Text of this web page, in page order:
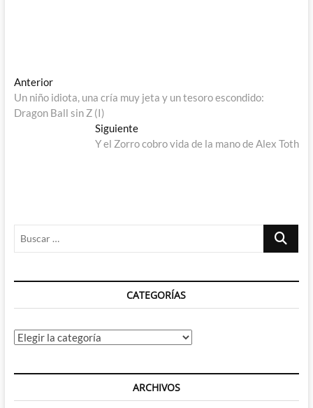
Navegación
de
AnteriorEntrada
anterior:
Un niño idiota, una cría muy jeta y un tesoro escondido:
Dragon Ball sin Z (I)
SiguienteEntrada
siguiente:
Y el Zorro cobro vida de la mano de Alex Toth
Buscar
CATEGORÍAS
Categorías
ARCHIVOS